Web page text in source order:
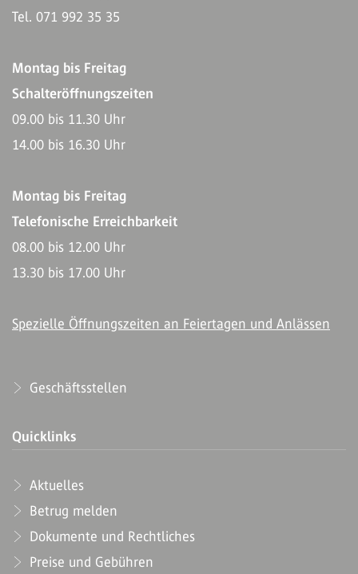
Tel. 071 992 35 35
Montag bis Freitag
Schalteröffnungszeiten
09.00 bis 11.30 Uhr
14.00 bis 16.30 Uhr
Montag bis Freitag
Telefonische Erreichbarkeit
08.00 bis 12.00 Uhr
13.30 bis 17.00 Uhr
Spezielle Öffnungszeiten an Feiertagen und Anlässen
Geschäftsstellen
Quicklinks
Aktuelles
Betrug melden
Dokumente und Rechtliches
Preise und Gebühren